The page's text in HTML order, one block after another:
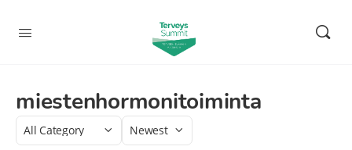
miestenhormonitoiminta
Category
Sort